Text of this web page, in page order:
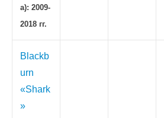
а): 2009-
2018 гг.
Blackb
urn
«Shark
»